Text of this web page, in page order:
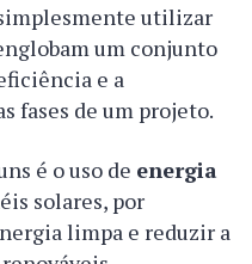
utilizar
um conjunto
e a
fases de um projeto.
é o uso de energia
solares, por
limpa e reduzir a